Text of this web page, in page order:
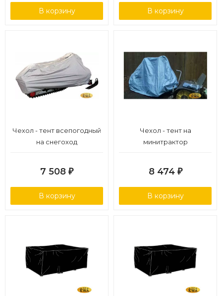
В корзину В корзину
Чехол - тент всепогодный
на снегоход
7 508 ₽
В корзину
Чехол - тент на
минитрактор
8 474 ₽
В корзину